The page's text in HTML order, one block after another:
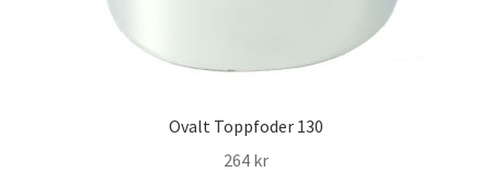
Ovalt Toppfoder 130
264 kr